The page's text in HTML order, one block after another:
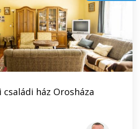
ház Orosháza